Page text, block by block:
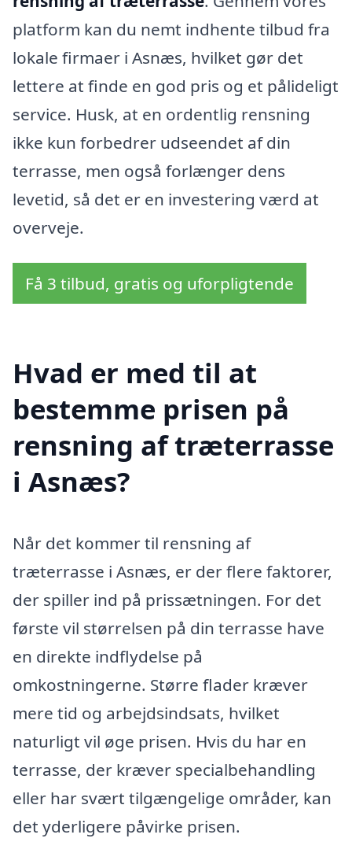
platform kan du nemt indhente tilbud fra
lokale firmaer i Asnæs, hvilket gør det
lettere at finde en god pris og et pålideligt
service. Husk, at en ordentlig rensning
ikke kun forbedrer udseendet af din
terrasse, men også forlænger dens
levetid, så det er en investering værd at
overveje.
Få 3 tilbud, gratis og uforpligtende
Hvad er med til at
bestemme prisen på
rensning af træterrasse
i Asnæs?
Når det kommer til rensning af
træterrasse i Asnæs, er der flere faktorer,
der spiller ind på prissætningen. For det
første vil størrelsen på din terrasse have
en direkte indflydelse på
omkostningerne. Større flader kræver
mere tid og arbejdsindsats, hvilket
naturligt vil øge prisen. Hvis du har en
terrasse, der kræver specialbehandling
eller har svært tilgængelige områder, kan
det yderligere påvirke prisen.